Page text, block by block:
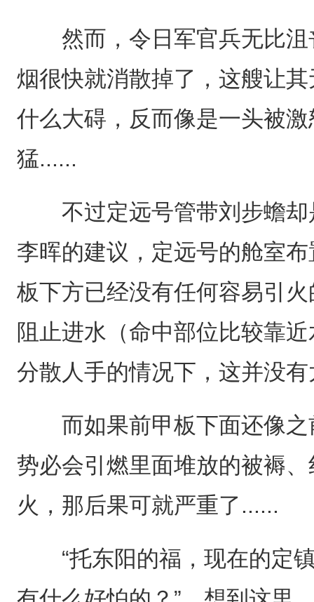
然而，令日军官兵无比沮
烟很快就消散掉了，这艘让
什么大碍，反而像是一头被
猛......
不过定远号管带刘步蟾却
李晖的建议，定远号的舱室
板下方已经没有任何容易引
阻止进水（命中部位比较靠
分散人手的情况下，这并没
而如果前甲板下面还像之
势必会引燃里面堆放的被褥
火，那后果可就严重了......
“托东阳的福，现在的定镇